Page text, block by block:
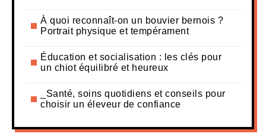
À quoi reconnaît-on un bouvier bernois ?
Portrait physique et tempérament
Éducation et socialisation : les clés pour
un chiot équilibré et heureux
_Santé, soins quotidiens et conseils pour
choisir un éleveur de confiance